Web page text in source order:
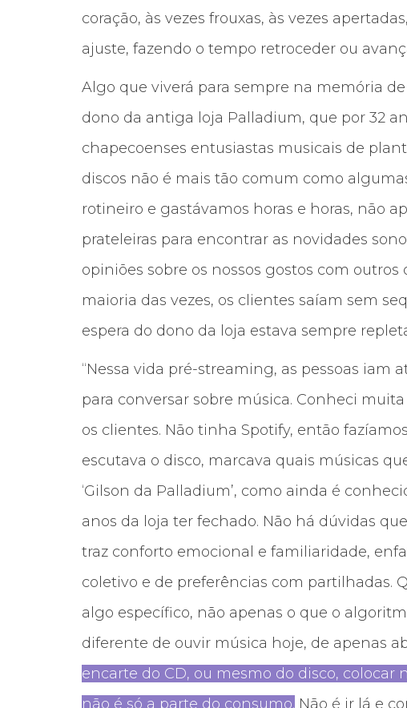
coração, às vezes frouxas, às vezes
ajuste, fazendo o tempo retroceder ou
Algo que viverá para sempre na memória
dono da antiga loja Palladium, que por 32
chapecoenses entusiastas musicais de
discos não é mais tão comum como
rotineiro e gastávamos horas e horas, não
prateleiras para encontrar as novidades
opiniões sobre os nossos gostos com
maioria das vezes, os clientes saíam sem
espera do dono da loja estava sempre
“Nessa vida pré-streaming, as pessoas iam
para conversar sobre música. Conheci
os clientes. Não tinha Spotify, então
escutava o disco, marcava quais músicas
‘Gilson da Palladium’, como ainda é
anos da loja ter fechado. Não há dúvidas
traz conforto emocional e familiaridade,
coletivo e de preferências com partilhadas.
algo específico, não apenas o que o
diferente de ouvir música hoje, de apenas
encarte do CD, ou mesmo do disco, colocar
não é só a parte do consumo. Não é ir lá e